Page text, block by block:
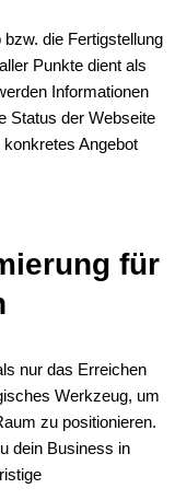
die Fertigstellung
Punkte dient als
Informationen
Status der Webseite
Angebot
für
nur das Erreichen
Werkzeug, um
zu positionieren.
dein Business in